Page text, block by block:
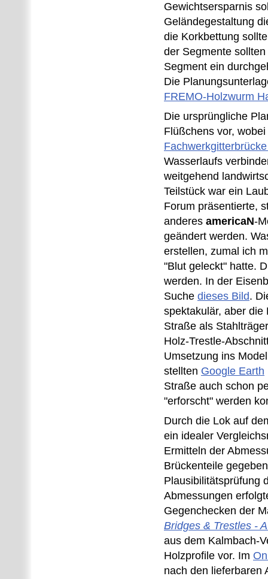
Gewichtsersparnis
Geländegestaltung
die Korkbettung
der Segmente
Segment ein
Die
FREMO-Holzwurm
Die ursprüngliche
Flüßchens vor,
Wasserlaufs
weitgehend
Teilstück war ein
Forum präsentierte,
anderes americaN-
geändert werden.
erstellen, zumal ich
"Blut geleckt" hatte.
werden. In der
Suche dieses Bild.
spektakulär, aber die
Straße als
Holz-Trestle-
Umsetzung ins
stellten Google Earth
Straße auch schon
"erforscht" werden
Durch die Lok auf
ein idealer
Ermitteln der
Brückenteile
Plausibilitätsprüfung
Abmessungen
Gegenchecken der
Bridges & Trestles -
aus dem Kalmbach-
Holzprofile vor. Im
nach den lieferbaren